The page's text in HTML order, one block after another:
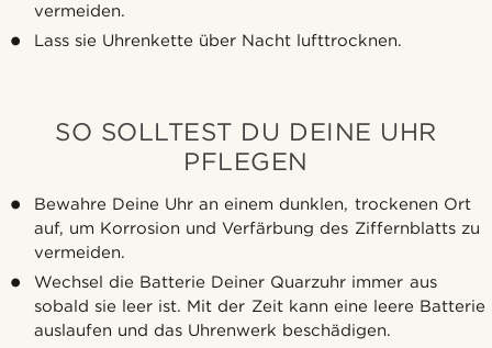
vermeiden.
Lass sie Uhrenkette über Nacht lufttrocknen.
SO SOLLTEST DU DEINE UHR
PFLEGEN
Bewahre Deine Uhr an einem dunklen, trockenen Ort
auf, um Korrosion und Verfärbung des Ziffernblatts zu
vermeiden.
Wechsel die Batterie Deiner Quarzuhr immer aus
sobald sie leer ist. Mit der Zeit kann eine leere Batterie
auslaufen und das Uhrenwerk beschädigen.